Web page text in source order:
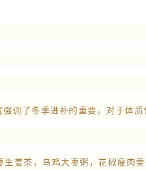
强调了冬季进补的重要。对于体
姜茶，乌鸡大枣粥，花椒瘦肉羹